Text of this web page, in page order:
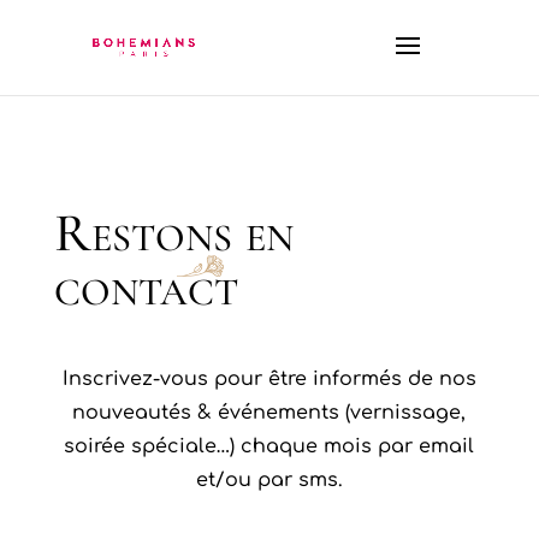
Restons en
contact
Inscrivez-vous pour être informés de nos
nouveautés & événements (vernissage,
soirée spéciale…) chaque mois par email
et/ou par sms.